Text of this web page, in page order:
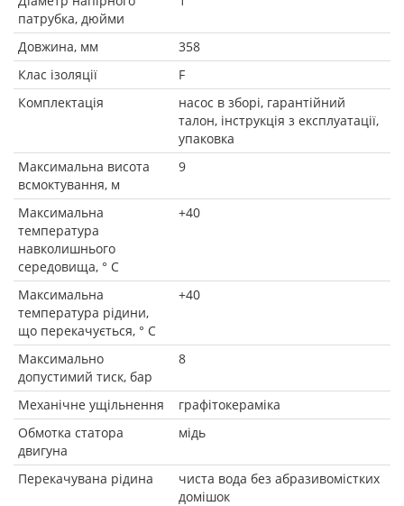
патрубка, дюйми
Довжина, мм
358
Клас ізоляції
F
Комплектація
насос в зборі, гарантійний
талон, інструкція з експлуатації,
упаковка
Максимальна висота
всмоктування, м
9
Максимальна
температура
навколишнього
середовища, ° C
+40
Максимальна
температура рідини,
що перекачується, ° C
+40
Максимально
допустимий тиск, бар
8
Механічне ущільнення
графітокераміка
Обмотка статора
двигуна
мідь
Перекачувана рідина
чиста вода без абразивомістких
домішок